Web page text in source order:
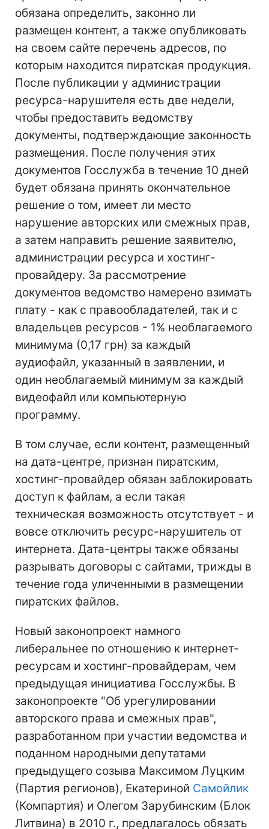
обязана определить, законно ли
размещен контент, а также опубликовать
на своем сайте перечень адресов, по
которым находится пиратская продукция.
После публикации у администрации
ресурса-нарушителя есть две недели,
чтобы предоставить ведомству
документы, подтверждающие законность
размещения. После получения этих
документов Госслужба в течение 10 дней
будет обязана принять окончательное
решение о том, имеет ли место
нарушение авторских или смежных прав,
а затем направить решение заявителю,
администрации ресурса и хостинг-
провайдеру. За рассмотрение
документов ведомство намерено взимать
плату - как с правообладателей, так и с
владельцев ресурсов - 1% необлагаемого
минимума (0,17 грн) за каждый
аудиофайл, указанный в заявлении, и
один необлагаемый минимум за каждый
видеофайл или компьютерную
программу.
В том случае, если контент, размещенный
на дата-центре, признан пиратским,
хостинг-провайдер обязан заблокировать
доступ к файлам, а если такая
техническая возможность отсутствует - и
вовсе отключить ресурс-нарушитель от
интернета. Дата-центры также обязаны
разрывать договоры с сайтами, трижды в
течение года уличенными в размещении
пиратских файлов.
Новый законопроект намного
либеральнее по отношению к интернет-
ресурсам и хостинг-провайдерам, чем
предыдущая инициатива Госслужбы. В
законопроекте "Об урегулировании
авторского права и смежных прав",
разработанном при участии ведомства и
поданном народными депутатами
предыдущего созыва Максимом Луцким
(Партия регионов), Екатериной Самойлик
(Компартия) и Олегом Зарубинским (Блок
Литвина) в 2010 г., предлагалось обязать